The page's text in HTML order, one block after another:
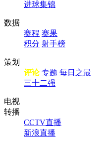
进球集锦
数据
赛程 赛果
积分 射手榜
策划
评论 专题 每日之最
三十二强
电视
转播
CCTV直播
新浪直播